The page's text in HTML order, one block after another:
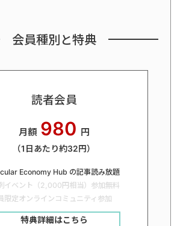
会員種別と特典
読者会員
月額 980 円
（1日あたり約32円）
Economy Hub の記事読み放題
イベント（2,000円相当）参加無料
限定オンラインコミュニティ参加
特典詳細はこちら